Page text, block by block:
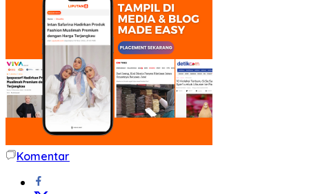
Komentar